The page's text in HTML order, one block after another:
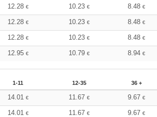
12.28 € 10.23€ 8.48€
12.28 € 10.23€ 8.48€
12.28 € 10.23€ 8.48€
12.95 € 10.79€ 8.94€
1-11 12-35 36 +
14.01 € 11.67€ 9.67€
14.01 € 11.67€ 9.67€